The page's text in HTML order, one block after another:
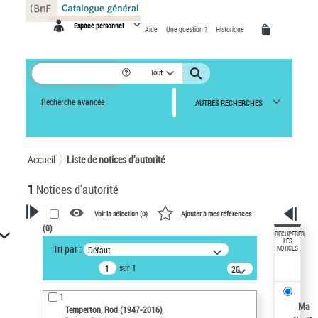
Espace personnel Aide Une question ? Historique
Tout
Recherche avancée AUTRES RECHERCHES
Accueil Liste de notices d’autorité
1 Notices d'autorité
VOTRE RECHERCHE
Recherche avancée dans les
notices d’autorité
Œuvres liées à l'auteur :
Temperton, Rod (1947-2016)
Voir la sélection (0) Ajouter à mes références
(0)
Tri par : Défaut
sur 1
20
résultats/page
1
Temperton, Rod (1947-2016)
RÉCUPÉRER
LES
NOTICES
Ma
Panneau de gestion des cookies